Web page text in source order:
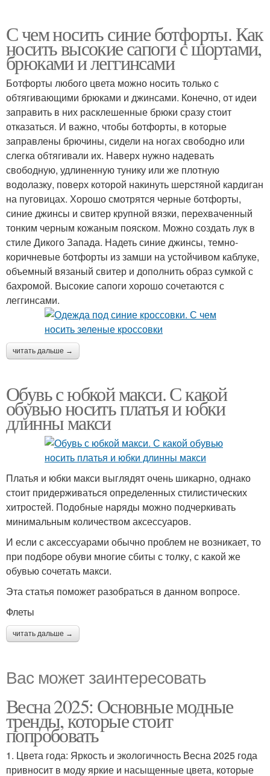
С чем носить синие ботфорты. Как
носить высокие сапоги с шортами,
брюками и леггинсами
Ботфорты любого цвета можно носить только с
обтягивающими брюками и джинсами. Конечно, от идеи
заправить в них расклешенные брюки сразу стоит
отказаться. И важно, чтобы ботфорты, в которые
заправлены брючины, сидели на ногах свободно или
слегка обтягивали их. Наверх нужно надевать
свободную, удлиненную тунику или же плотную
водолазку, поверх которой накинуть шерстяной кардиган
на пуговицах. Хорошо смотрятся черные ботфорты,
синие джинсы и свитер крупной вязки, перехваченный
тонким черным кожаным пояском. Можно создать лук в
стиле Дикого Запада. Надеть синие джинсы, темно-
коричневые ботфорты из замши на устойчивом каблуке,
объемный вязаный свитер и дополнить образ сумкой с
бахромой. Высокие сапоги хорошо сочетаются с
леггинсами.
читать дальше →
Обувь с юбкой макси. С какой
обувью носить платья и юбки
длинны макси
Платья и юбки макси выглядят очень шикарно, однако
стоит придерживаться определенных стилистических
хитростей. Подобные наряды можно подчеркивать
минимальным количеством аксессуаров.
И если с аксессуарами обычно проблем не возникает, то
при подборе обуви многие сбиты с толку, с какой же
обувью сочетать макси.
Эта статья поможет разобраться в данном вопросе.
Флеты
читать дальше →
Вас может заинтересовать
Весна 2025: Основные модные
тренды, которые стоит
попробовать
1. Цвета года: Яркость и экологичность Весна 2025 года
привносит в моду яркие и насыщенные цвета, которые